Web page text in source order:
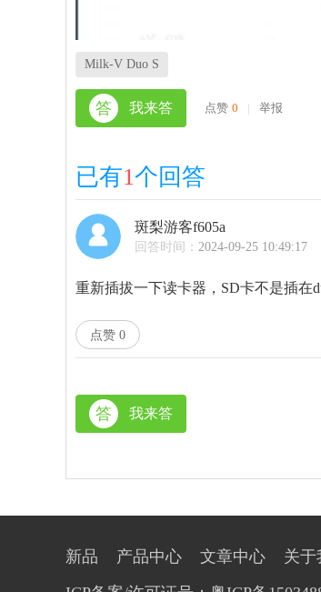
Milk-V Duo S
答 我来答 点赞 0 | 举报
已有1个回答
斑梨游客f605a
回答时间： 2024-09-25 10:49:17
重新插拔一下读卡器，SD卡不是插在
点赞 0
答 我来答
新品 产品中心 文章中心 关于